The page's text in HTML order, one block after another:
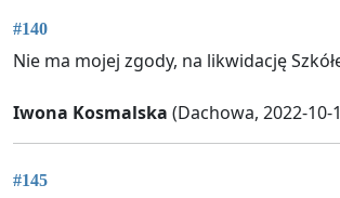
#140
Nie ma mojej zgody, na likwidację
Iwona Kosmalska (Dachowa, 2022-10-
#145